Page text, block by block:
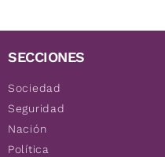
SECCIONES
Sociedad
Seguridad
Nación
Política